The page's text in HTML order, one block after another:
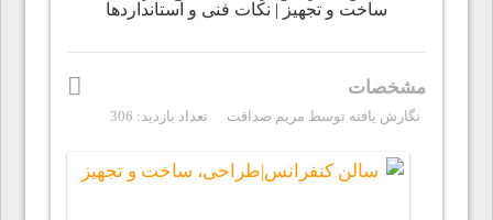
ساخت و تجهیز | نکات فنی و استانداردها
مشخصات
نگارش یافته توسط مریم صداقت تعداد بازدید: 306